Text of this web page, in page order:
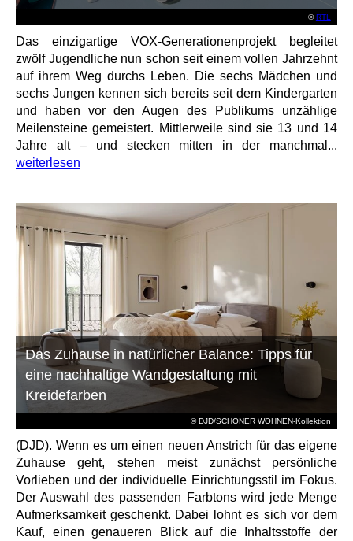
©RTL
Das einzigartige VOX-Generationenprojekt begleitet
zwölf Jugendliche nun schon seit einem vollen Jahrzehnt
auf ihrem Weg durchs Leben. Die sechs Mädchen und
sechs Jungen kennen sich bereits seit dem Kindergarten
und haben vor den Augen des Publikums unzählige
Meilensteine gemeistert. Mittlerweile sind sie 13 und 14
Jahre alt – und stecken mitten in der manchmal...
weiterlesen
© DJD/SCHÖNER WOHNEN-Kollektion
Das Zuhause in natürlicher Balance: Tipps für
eine nachhaltige Wandgestaltung mit
Kreidefarben
(DJD). Wenn es um einen neuen Anstrich für das eigene
Zuhause geht, stehen meist zunächst persönliche
Vorlieben und der individuelle Einrichtungsstil im Fokus.
Der Auswahl des passenden Farbtons wird jede Menge
Aufmerksamkeit geschenkt. Dabei lohnt es sich vor dem
Kauf, einen genaueren Blick auf die Inhaltsstoffe der